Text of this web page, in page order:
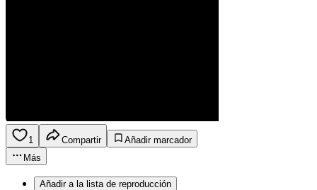
1 Compartir
Añadir marcador
Más
Añadir a la lista de reproducción